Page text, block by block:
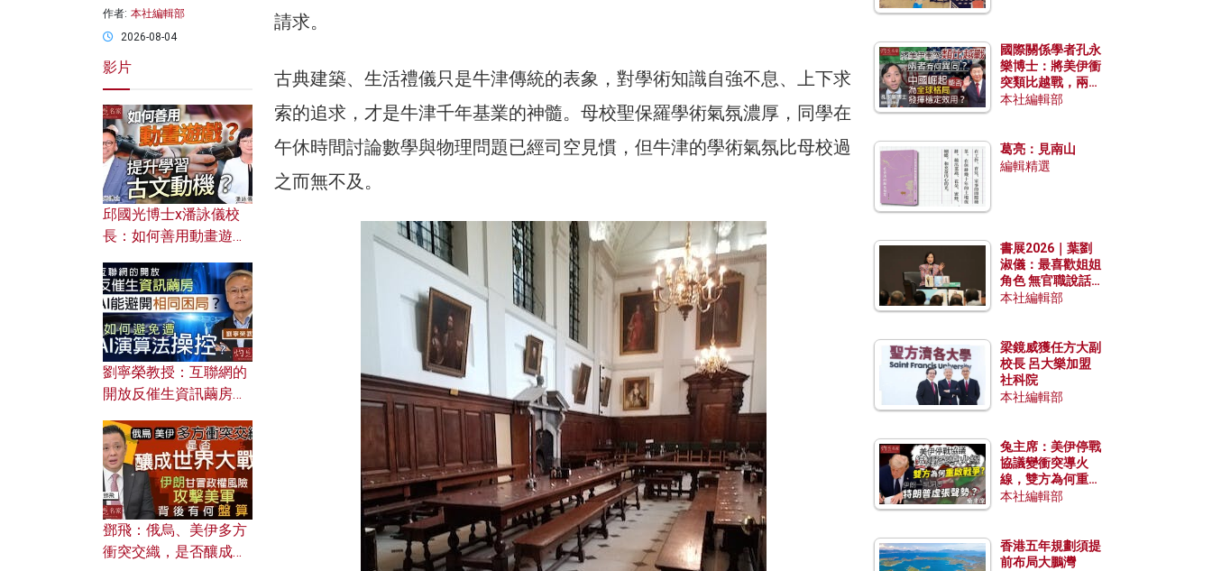
請求。
古典建築、生活禮儀只是牛津傳統的表象，對學術知識自強不息、上下求
索的追求，才是牛津千年基業的神髓。母校聖保羅學術氣氛濃厚，同學在
午休時間討論數學與物理問題已經司空見慣，但牛津的學術氣氛比母校過
之而無不及。
作者: 本社編輯部
2026-08-04
影片
邱國光博士x潘詠儀校
長：如何善用動畫遊戲
劉寧榮教授：互聯網的
開放反催生資訊繭房，
何避免遭AI演算法操
控？
鄧飛：俄烏、美伊多方
衝突交織，是否釀成世
國際關係學者孔永
樂博士：將美伊衝
突類比越戰，兩者
有何異同？中國崛
本社編輯部
葛亮：見南山
編輯精選
書展2026｜葉劉
淑儀：最喜歡姐姐
角色 無官職說話
包袱少
本社編輯部
梁鏡威獲任方大副
校長 呂大樂加盟
社科院
本社編輯部
兔主席：美伊停戰
協議變衝突導火
線，雙方為何重啟
戰爭？伊朗一早洞
本社編輯部
香港五年規劃須提
前布局大鵬灣